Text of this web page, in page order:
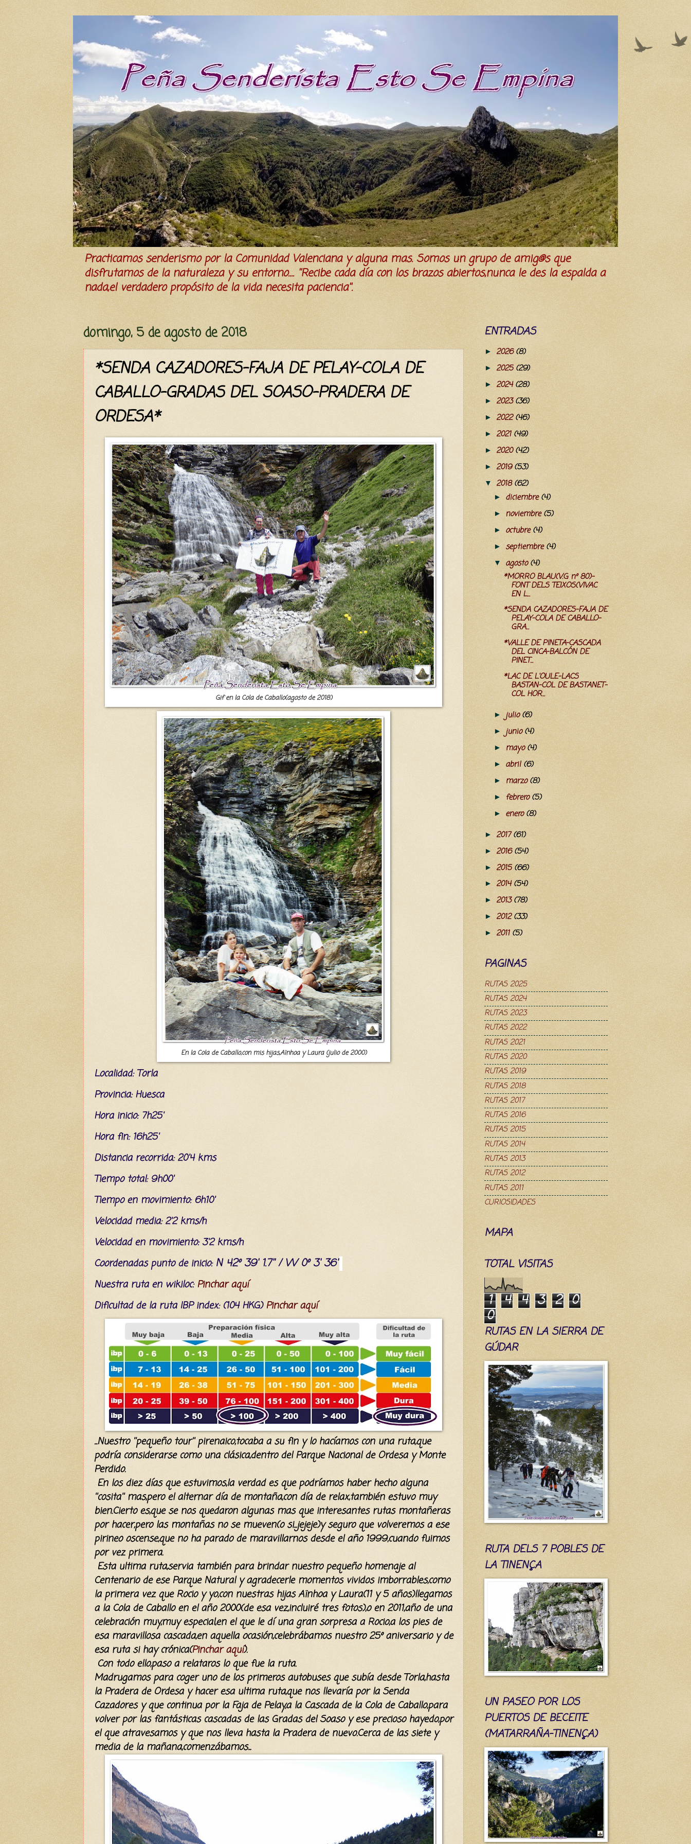
Practicamos senderismo por la Comunidad Valenciana y alguna mas. Somos un grupo de amig@s que
disfrutamos de la naturaleza y su entorno.... ''Recibe cada día con los brazos abiertos,nunca le des la espalda a
nada,el verdadero propósito de la vida necesita paciencia''.
domingo, 5 de agosto de 2018
*SENDA CAZADORES-FAJA DE PELAY-COLA DE
CABALLO-GRADAS DEL SOASO-PRADERA DE
ORDESA*
Gif en la Cola de Caballo(agosto de 2018)
En la Cola de Caballo,con mis hijas,Aïnhoa y Laura (julio de 2000)
Localidad: Torla
Provincia: Huesca
Hora inicio: 7h25'
Hora fin: 16h25'
Distancia recorrida: 20'4 kms
Tiempo total: 9h00'
Tiempo en movimiento: 6h10'
Velocidad media: 2'2 kms/h
Velocidad en movimiento: 3'2 kms/h
Coordenadas punto de inicio: N 42º 39' 1.7'' / W 0º 3' 36''
Nuestra ruta en wikiloc: Pinchar aquí
Dificultadde la ruta IBP index: (104 HKG) Pinchar aquí
...Nuestro ''pequeño tour'' pirenaico,tocaba a su fin y lo hacíamos con una ruta,que
podría considerarse como una clásica,dentro del Parque Nacional de Ordesa y Monte
Perdido.
En los diez días que estuvimos,la verdad es que podríamos haber hecho alguna
''cosita'' mas,pero el alternar día de montaña,con día de relax,también estuvo muy
bien.Cierto es,que se nos quedaron algunas mas que interesantes rutas montañeras
por hacer,pero las montañas no se mueven(o si...jejeje)y seguro que volveremos a ese
pirineo oscense,que no ha parado de maravillarnos desde el año 1999,cuando fuimos
por vez primera.
Esta ultima ruta,servia también para brindar nuestro pequeño homenaje al
Centenario de ese Parque Natural y agradecerle momentos vividos imborrables,como
la primera vez que Rocio y yo,con nuestras hijas Aïnhoa y Laura(11 y 5 años)llegamos
a la Cola de Caballo en el año 2000(de esa vez,incluiré tres fotos),o en 2011,año de una
celebración muy,muy especial,en el que le dí una gran sorpresa a Rocio,a los pies de
esa maravillosa cascada,en aquella ocasión,celebrábamos nuestro 25º aniversario y de
esa ruta si hay crónica(Pinchar aquí).
Con todo ello,paso a relataros lo que fue la ruta.
Madrugamos para coger uno de los primeros autobuses que subía desde Torla,hasta
la Pradera de Ordesa y hacer esa ultima ruta,que nos llevaría por la Senda
Cazadores y que continua por la Faja de Pelay,a la Cascada de la Cola de Caballo,para
volver por las fantásticas cascadas de las Gradas del Soaso y ese precioso hayedo,por
el que atravesamos y que nos lleva hasta la Pradera de nuevo.Cerca de las siete y
media de la mañana,comenzábamos...
ENTRADAS
► 2026(8)
► 2025(29)
► 2024(28)
► 2023(36)
► 2022(46)
► 2021 (49)
► 2020(42)
► 2019(53)
▼ 2018(62)
► diciembre(4)
► noviembre(5)
► octubre(4)
► septiembre(4)
▼ agosto(4)
*MORRO BLAU(V.G nº 80)-
FONT DELS TEIXOS(VIVAC
EN L...
*SENDA CAZADORES-FAJA DE
PELAY-COLA DE CABALLO-
GRA...
*VALLE DE PINETA-CASCADA
DEL CINCA-BALCÓN DE
PINET...
*LAC DE L'OULE-LACS
BASTAN-COL DE BASTANET-
COL HOR...
► julio(6)
► junio(4)
► mayo(4)
► abril (6)
► marzo(8)
► febrero(5)
► enero(8)
► 2017(61)
► 2016(54)
► 2015(66)
► 2014(54)
► 2013(78)
► 2012(33)
► 2011 (5)
PAGINAS
RUTAS 2025
RUTAS 2024
RUTAS 2023
RUTAS 2022
RUTAS 2021
RUTAS 2020
RUTAS 2019
RUTAS 2018
RUTAS 2017
RUTAS 2016
RUTAS 2015
RUTAS 2014
RUTAS 2013
RUTAS 2012
RUTAS 2011
CURIOSIDADES
MAPA
TOTAL VISITAS
1 4 4 3 2 0
0
RUTAS EN LA SIERRA DE
GÚDAR
RUTA DELS 7 POBLES DE
LA TINENÇA
UN PASEO POR LOS
PUERTOS DE BECEITE
(MATARRAÑA-TINENÇA)